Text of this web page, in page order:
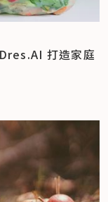
打造家庭